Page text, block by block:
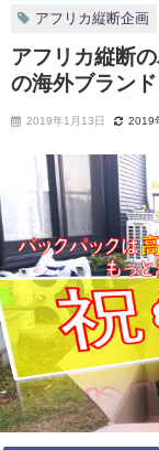
アフリカ縦断企画
アフリカ縦断
の海外ブランド
2019年1月13日 2019